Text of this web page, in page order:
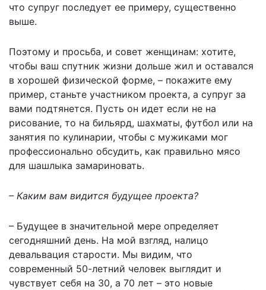
что супруг последует ее примеру, существенно
выше.
Поэтому и просьба, и совет женщинам: хотите,
чтобы ваш спутник жизни дольше жил и оставался
в хорошей физической форме, – покажите ему
пример, станьте участником проекта, а супруг за
вами подтянется. Пусть он идет если не на
рисование, то на бильярд, шахматы, футбол или на
занятия по кулинарии, чтобы с мужиками мог
профессионально обсудить, как правильно мясо
для шашлыка замариновать.
– Каким вам видится будущее проекта?
– Будущее в значительной мере определяет
сегодняшний день. На мой взгляд, налицо
девальвация старости. Мы видим, что
современный 50-летний человек выглядит и
чувствует себя на 30, а 70 лет – это новые